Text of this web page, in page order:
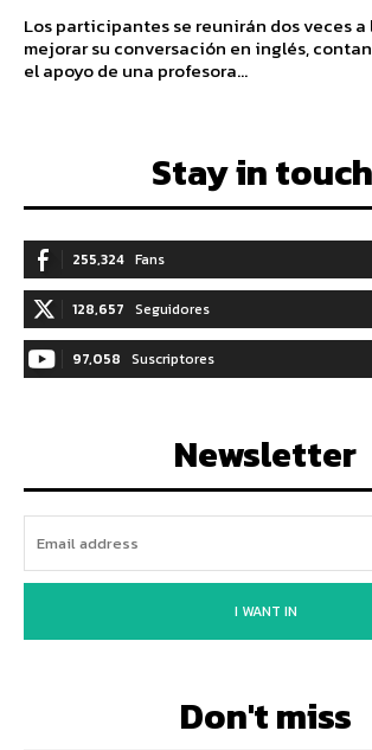
Los participantes se reunirán dos veces a
mejorar su conversación en inglés,
el apoyo de una profesora...
Stay in
255,324 Fans
128,657 Seguidores
97,058 Suscriptores
Newsletter
I WANT IN
Don't miss